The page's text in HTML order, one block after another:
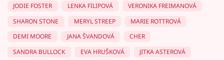
JODIE FOSTER
LENKA FILIPOVÁ
VERONIKA FREIMANOVÁ
SHARON STONE
MERYL STREEP
MARIE ROTTROVÁ
DEMI MOORE
JANA ŠVANDOVÁ
CHER
SANDRA BULLOCK
EVA HRUŠKOVÁ JITKA ASTEROVÁ